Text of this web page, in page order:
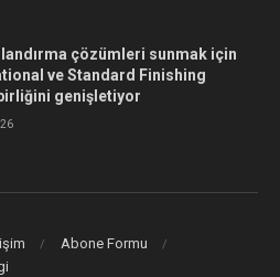
çözümleri sunmak için
ve Standard Finishing
genişletiyor
Abone Formu